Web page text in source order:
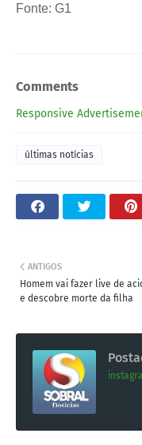
Fonte: G1
Comments
Responsive
últimas notícias
ANTIGOS
Homem vai fazer live de
e descobre morte da filha